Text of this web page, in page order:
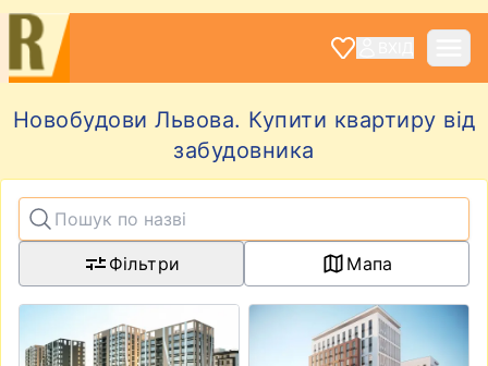
Новобудови Львова. Купити квартиру від
забудовника
Фільтри Мапа
View details for ЖК БетховенView details for ЖК на